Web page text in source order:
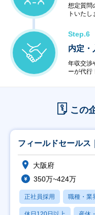
想定質問
トいたし
Step.6
内定・
年収交渉
ーが代行
この
フィールドセールス
大阪府
350万~424万
正社員採用 職種・業